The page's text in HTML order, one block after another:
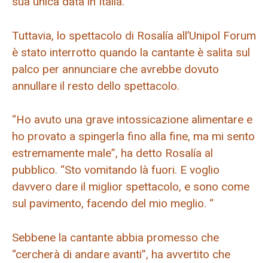
Tuttavia, lo spettacolo di Rosalía all’Unipol Forum
è stato interrotto quando la cantante è salita sul
palco per annunciare che avrebbe dovuto
annullare il resto dello spettacolo.
“Ho avuto una grave intossicazione alimentare e
ho provato a spingerla fino alla fine, ma mi sento
estremamente male”, ha detto Rosalía al
pubblico. “Sto vomitando là fuori. E voglio
davvero dare il miglior spettacolo, e sono come
sul pavimento, facendo del mio meglio. “
Sebbene la cantante abbia promesso che
“cercherà di andare avanti”, ha avvertito che